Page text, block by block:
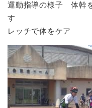
運動指導の様子 体幹
す 運動指導
レッチで体をケア